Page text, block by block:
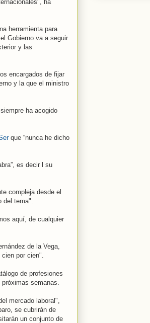
ha
herramienta para
Gobierno va a seguir
y las
encargados de fijar
y la que el ministro
ha acogido
que “nunca he dicho
es decir l su
compleja desde el
tema".
aquí, de cualquier
de la Vega,
por cien".
de profesiones
semanas.
mercado laboral",
se cubrirán de
un conjunto de